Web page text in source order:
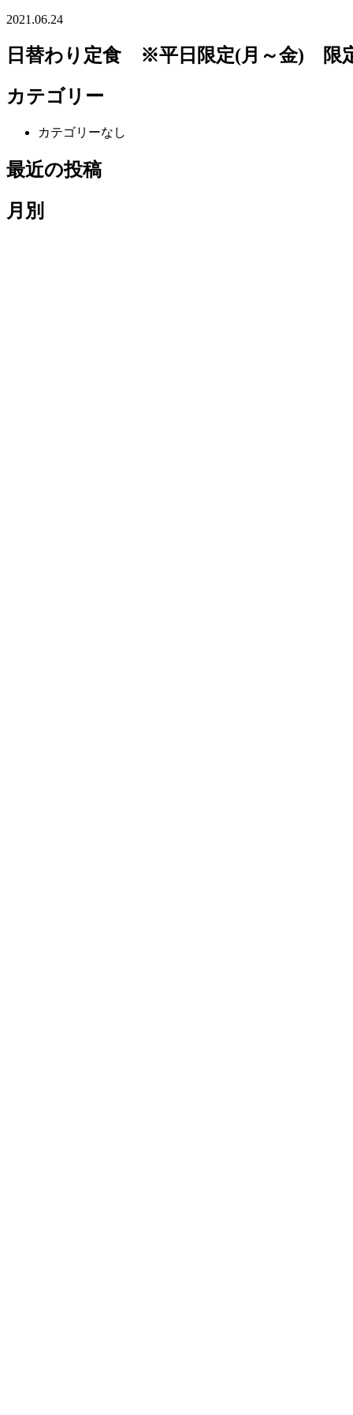
2021.06.24
日替わり定食 ※平日限定(月～金) 限
カテゴリー
カテゴリーなし
最近の投稿
月別